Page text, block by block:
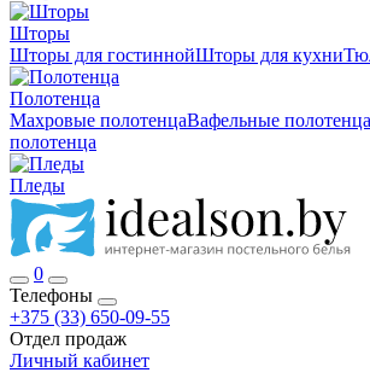
Шторы
Шторы для гостиннойШторы для кухни
Полотенца
Махровые полотенцаВафельные полотенца
полотенца
Пледы
0
Телефоны
+375 (33) 650-09-55
Отдел продаж
Личный кабинет